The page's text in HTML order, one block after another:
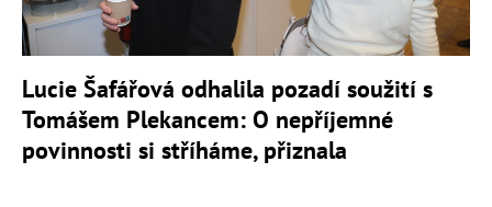
Lucie Šafářová odhalila pozadí soužití s
Tomášem Plekancem: O nepříjemné
povinnosti si stříháme, přiznala